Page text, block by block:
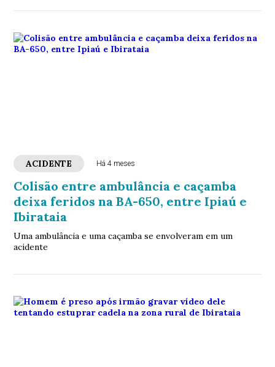
ACIDENTE Há 4 meses
Colisão entre ambulância e caçamba
deixa feridos na BA-650, entre Ipiaú e
Ibirataia
Uma ambulância e uma caçamba se envolveram em um
acidente